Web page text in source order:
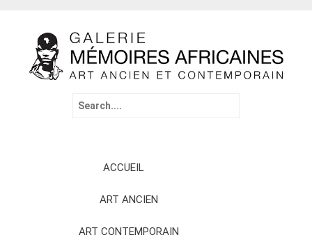
Search
ACCUEIL
ART ANCIEN
ART CONTEMPORAIN